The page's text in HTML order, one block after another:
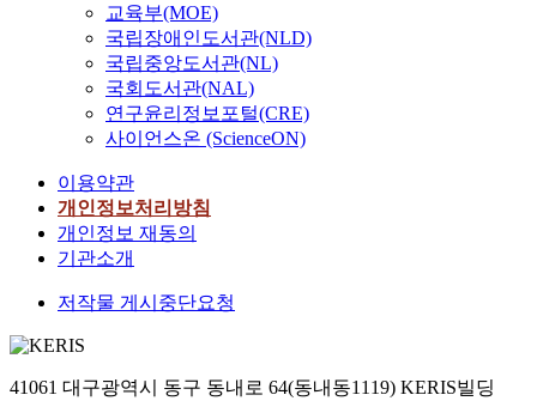
교육부(MOE)
국립장애인도서관(NLD)
국립중앙도서관(NL)
국회도서관(NAL)
연구윤리정보포털(CRE)
사이언스온 (ScienceON)
이용약관
개인정보처리방침
개인정보 재동의
기관소개
저작물 게시중단요청
41061 대구광역시 동구 동내로 64(동내동1119) KERIS빌딩